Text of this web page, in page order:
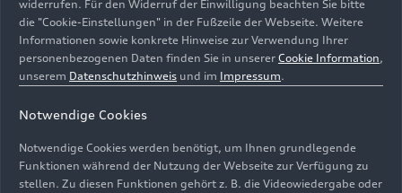
die Marke mit den Vier Ringen in Salzburg die vierte
vorab reservierbare Schnellladepunkte mit bis zu 320
kW Ladeleistung ermöglichen nachhaltiges Laden ohne
widerrufen. Für den Widerruf der Einwilligung beachten Sie bitte
die "Cookie-Einstellungen" in der Fußzeile der Webseite. Weitere
Informationen sowie konkrete Hinweise zur Verwendung Ihrer
personenbezogenen Daten finden Sie in unserer Cookie Information,
unserem Datenschutzhinweis und im Impressum.
Notwendige Cookies
Notwendige Cookies werden benötigt, um Ihnen grundlegende
Funktionen während der Nutzung der Webseite zur Verfügung zu
stellen. Zu diesen Funktionen gehört z. B. die Videowiedergabe oder